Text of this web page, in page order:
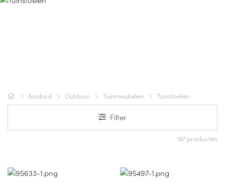
Aanbod Outdoor Tuinmeubelen Tuinstoelen
Filter
197 producten